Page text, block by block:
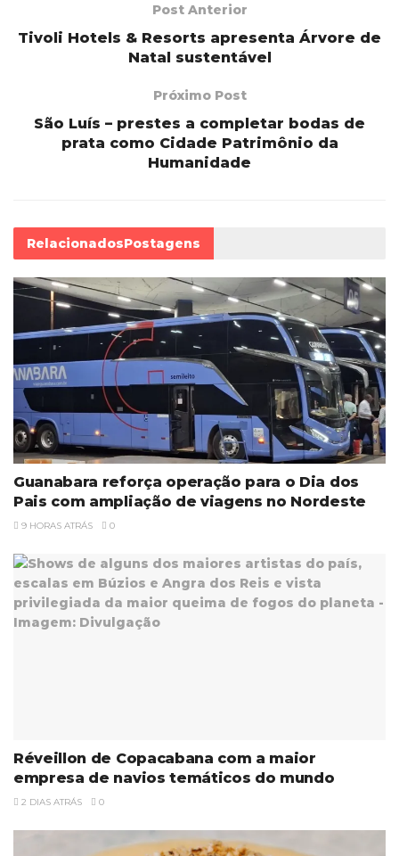
Post Anterior
Tivoli Hotels & Resorts apresenta Árvore de
Natal sustentável
Próximo Post
São Luís – prestes a completar bodas de
prata como Cidade Patrimônio da
Humanidade
RelacionadosPostagens
Guanabara reforça operação para o Dia dos
Pais com ampliação de viagens no Nordeste
9 HORAS ATRÁS 0
Réveillon de Copacabana com a maior
empresa de navios temáticos do mundo
2 DIAS ATRÁS 0